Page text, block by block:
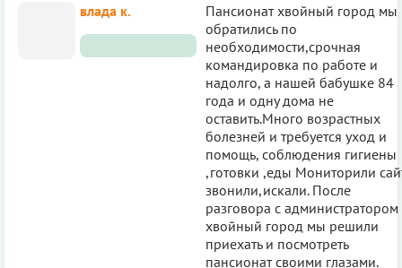
влада к.
Пансионат хвойный город мы
обратились по
необходимости,срочная
командировка по работе и
надолго, а нашей бабушке 84
года и одну дома не
оставить.Много возрастных
болезней и требуется уход и
помощь, соблюдения гигиены
,готовки ,еды Мониторили
звонили,искали. После
разговора с администратором
хвойный город мы решили
приехать и посмотреть
пансионат своими глазами.